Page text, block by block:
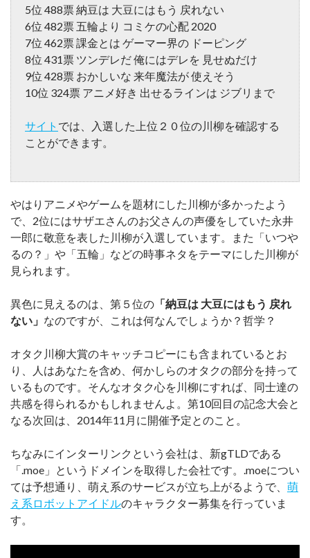
5位 488票 納豆は 大豆にはもう 戻れない
6位 482票 五輪より コミケの心配 2020
7位 462票 課金とは ゲーマー界の ドーピング
8位 431票 ツンデレだ 俺にはデレを 見せぬだけ
9位 428票 おかしいな 来年魔法が 使えそう
10位 324票 アニメ好き 出せるラインは ジブリまで
サイト では、入選した上位２０位の川柳を確認する
ことができます。
やはりアニメやゲームを題材にした川柳が多かったよう
で、2位にはサザエさんのお父さんの声優をしていた永井
一郎に敬意を表した川柳が入選しています。また「いつや
るの？」や「五輪」などの時事ネタをテーマにした川柳が
見られます。
異色に見えるのは、第５位の 「納豆は 大豆にはもう 戻れ
ない」 なのですが、これは何なんでしょうか？哲学？
オタク川柳大賞のキャッチコピーにも含まれているとお
り、人はあなたを含め、何かしらのオタクの部分を持って
いるものです。そんなオタク心を川柳にすれば、同士達の
共感を得られるかもしれませんよ。第10回目の記念大会と
なる次回は、2014年11月に開催予定とのこと。
ちなみにインターリンクという会社は、新gTLDである
「.moe」というドメインを取得した会社です。.moeについ
ては予想通り、萌え系のサービスが立ち上がるようで、 萌
え系ロボットアイドルのキャラクター募集を行っていま
す。